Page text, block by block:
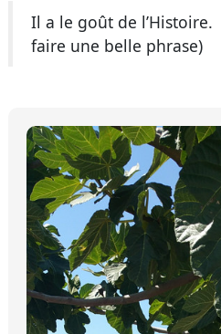
Il a le goût de l’Histoire.
faire une belle phrase)